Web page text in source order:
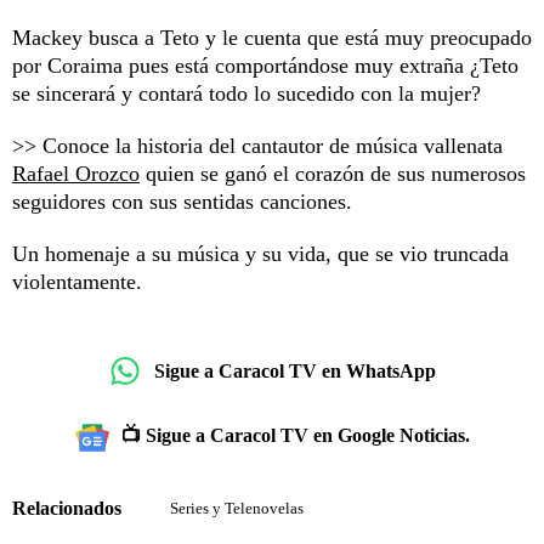
Mackey busca a Teto y le cuenta que está muy preocupado
por Coraima pues está comportándose muy extraña ¿Teto
se sincerará y contará todo lo sucedido con la mujer?
>> Conoce la historia del cantautor de música vallenata
Rafael Orozco quien se ganó el corazón de sus numerosos
seguidores con sus sentidas canciones.
Un homenaje a su música y su vida, que se vio truncada
violentamente.
Sigue a Caracol TV en WhatsApp
📺 Sigue a Caracol TV en Google Noticias.
Relacionados Series y Telenovelas